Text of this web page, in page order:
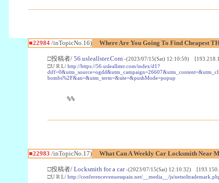
■22984/inTopicNo.16) Where Are You Going To Find Cheapest
□投稿者/ 56.usleallster.Com -(2023/07/15(Sat) 12:10:59)
□U R L/ http://https://56.usleallster.com/index/d1?
bombs%2F&an=&utm_term=&site=&pushMode=popup
%%
■22983 /inTopicNo.17) What Can A Weekly Car Locksmith Near
□投稿者/ Locksmith for a car -(2023/07/15(Sat) 12:10:32)
□U R L/ http://conferencevenuesspain.net/__media__/js/